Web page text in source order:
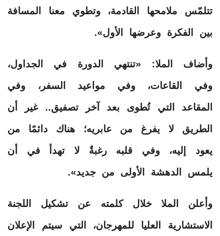
تتلمّس ملامحها القادمة، وتطوي معنا المسافة
بين الفكرة وعرضها الأول».
وأضاف الملا: «تنتهي الدورة في الجداول،
وفي القاعات، وفي مواعيد السفر، وفي
المقاعد التي تُطوى بعد آخر تصفيق.. غير أن
الطريق لا يفرغ من عابريه؛ هناك دائمًا من
يعود إليه، وفي قلبه رغبةٌ لا تهدأ في أن
يلمس الدهشة الأولى من جديد».
وأعلن الملا خلال كلمته عن تشكيل اللجنة
الاستشارية العليا للمهرجان، التي سيتم الإعلان